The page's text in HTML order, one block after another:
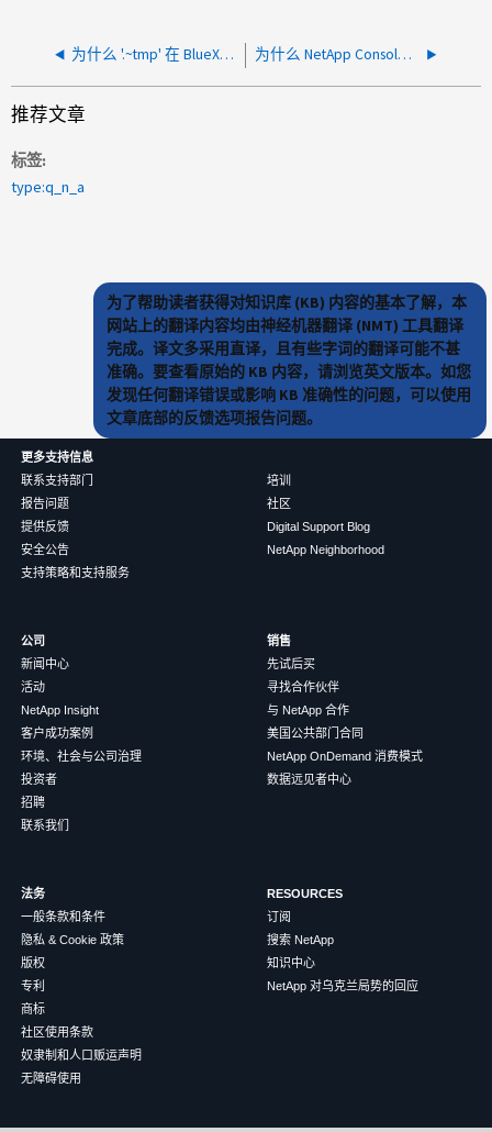
为什么 '.~tmp' 在 BlueXP 复制和同步后存在于目标而不是源？ 为什么 NetApp Console Copy & Sync 中的"删除源文件"显示为灰色？
推荐文章
标签
type:q_n_a
为了帮助读者获得对知识库 (KB) 内容的基本了解，本
网站上的翻译内容均由神经机器翻译 (NMT) 工具翻译
完成。译文多采用直译，且有些字词的翻译可能不甚
准确。要查看原始的 KB 内容，请浏览英文版本。如您
发现任何翻译错误或影响 KB 准确性的问题，可以使用
文章底部的反馈选项报告问题。
更多支持信息
联系支持部门
报告问题
提供反馈
安全公告
支持策略和支持服务
培训
社区
Digital Support Blog
NetApp Neighborhood
公司
新闻中心
活动
NetApp Insight
客户成功案例
环境、社会与公司治理
投资者
招聘
联系我们
销售
先试后买
寻找合作伙伴
与 NetApp 合作
美国公共部门合同
NetApp OnDemand 消费模式
数据远见者中心
法务
一般条款和条件
隐私 & Cookie 政策
版权
专利
商标
社区使用条款
奴隶制和人口贩运声明
无障碍使用
RESOURCES
订阅
搜索 NetApp
知识中心
NetApp 对乌克兰局势的回应